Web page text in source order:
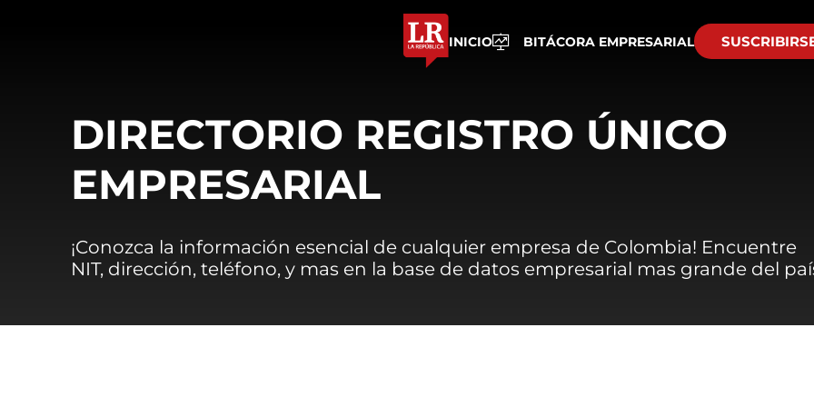
INICIO BITÁCORA EMPRESARIAL
DIRECTORIO REGISTRO ÚNICO
EMPRESARIAL
¡Conozca la información esencial de cualquier empresa de Colombia! Encuentre
NIT, dirección, teléfono, y mas en la base de datos empresarial mas grande del